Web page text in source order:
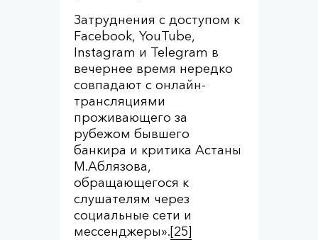
Затруднения с доступом к
Facebook, YouTube,
Instagram и Telegram в
вечернее время нередко
совпадают с онлайн-
трансляциями
проживающего за
рубежом бывшего
банкира и критика Астаны
М.Аблязова,
обращающегося к
слушателям через
социальные сети и
мессенджеры».[25]